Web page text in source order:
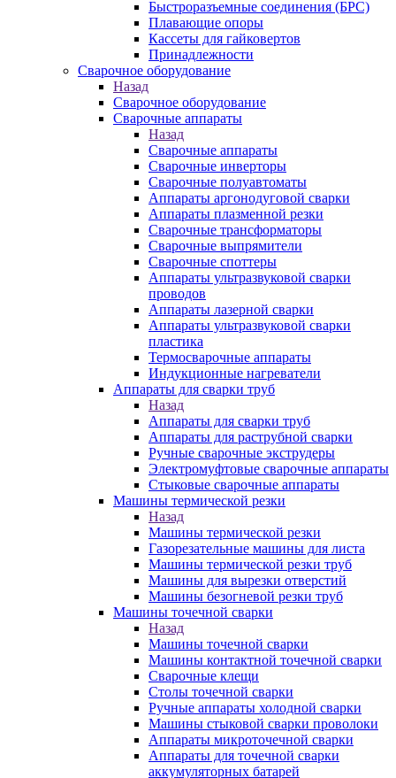
Быстроразъемные соединения (БРС)
Плавающие опоры
Кассеты для гайковертов
Принадлежности
Сварочное оборудование
Назад
Сварочное оборудование
Сварочные аппараты
Назад
Сварочные аппараты
Сварочные инверторы
Сварочные полуавтоматы
Аппараты аргонодуговой сварки
Аппараты плазменной резки
Сварочные трансформаторы
Сварочные выпрямители
Сварочные споттеры
Аппараты ультразвуковой сварки
проводов
Аппараты лазерной сварки
Аппараты ультразвуковой сварки
пластика
Термосварочные аппараты
Индукционные нагреватели
Аппараты для сварки труб
Назад
Аппараты для сварки труб
Аппараты для раструбной сварки
Ручные сварочные экструдеры
Электромуфтовые сварочные аппараты
Стыковые сварочные аппараты
Машины термической резки
Назад
Машины термической резки
Газорезательные машины для листа
Машины термической резки труб
Машины для вырезки отверстий
Машины безогневой резки труб
Машины точечной сварки
Назад
Машины точечной сварки
Машины контактной точечной сварки
Сварочные клещи
Столы точечной сварки
Ручные аппараты холодной сварки
Машины стыковой сварки проволоки
Аппараты микроточечной сварки
Аппараты для точечной сварки
аккумуляторных батарей